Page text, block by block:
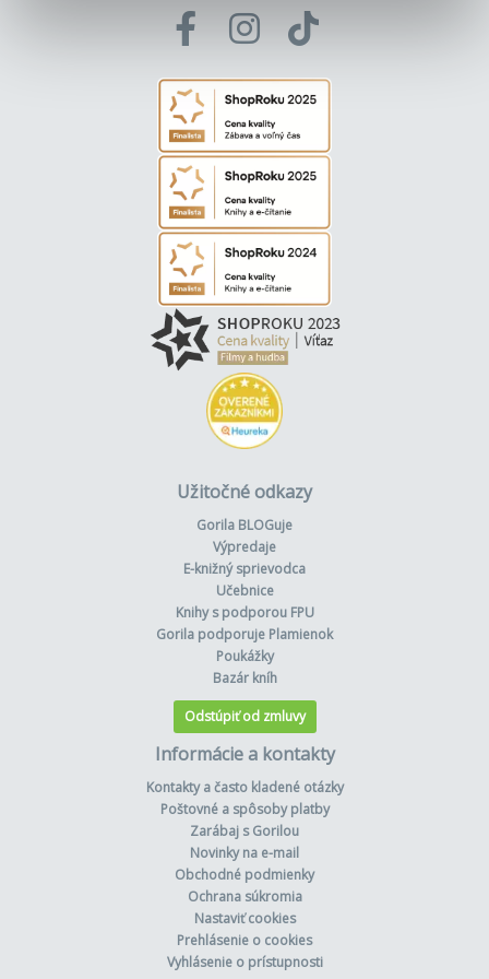
Užitočné odkazy
Gorila BLOGuje
Výpredaje
E-knižný sprievodca
Učebnice
Knihy s podporou FPU
Gorila podporuje Plamienok
Poukážky
Bazár kníh
Odstúpiť od zmluvy
Informácie a kontakty
Kontakty a často kladené otázky
Poštovné a spôsoby platby
Zarábaj s Gorilou
Novinky na e-mail
Obchodné podmienky
Ochrana súkromia
Nastaviť cookies
Prehlásenie o cookies
Vyhlásenie o prístupnosti